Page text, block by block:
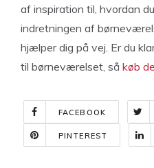
af inspiration til, hvordan
indretningen af
hjælper dig på vej. Er du
til børneværelset, så køb
FACEBOOK
PINTEREST